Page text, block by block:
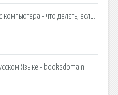
компьютера - что делать, если.
Языке - booksdomain.